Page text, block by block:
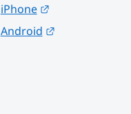
iPhone
Länk till annan
Android
Länk till annan